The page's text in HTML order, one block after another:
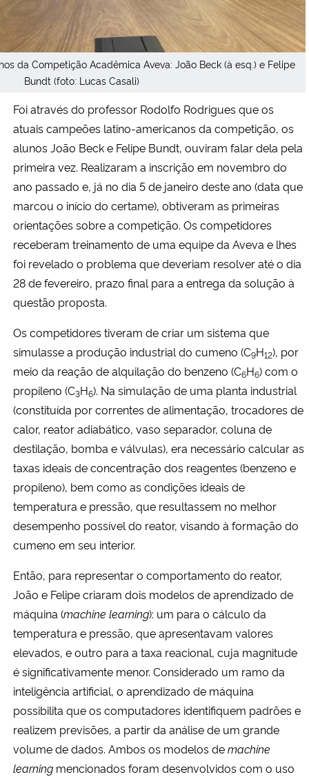
da Competição Acadêmica Aveva: João Beck (à esq.) e Felipe
Bundt (foto: Lucas Casali)
Foi através do professor Rodolfo Rodrigues que os
atuais campeões latino-americanos da competição, os
alunos João Beck e Felipe Bundt, ouviram falar dela pela
primeira vez. Realizaram a inscrição em novembro do
ano passado e, já no dia 5 de janeiro deste ano (data que
marcou o início do certame), obtiveram as primeiras
orientações sobre a competição. Os competidores
receberam treinamento de uma equipe da Aveva e lhes
foi revelado o problema que deveriam resolver até o dia
28 de fevereiro, prazo final para a entrega da solução à
questão proposta.
Os competidores tiveram de criar um sistema que
simulasse a produção industrial do cumeno (C9H12), por
meio da reação de alquilação do benzeno (C6H6) com o
propileno (C3H6). Na simulação de uma planta industrial
(constituída por correntes de alimentação, trocadores de
calor, reator adiabático, vaso separador, coluna de
destilação, bomba e válvulas), era necessário calcular as
taxas ideais de concentração dos reagentes (benzeno e
propileno), bem como as condições ideais de
temperatura e pressão, que resultassem no melhor
desempenho possível do reator, visando à formação do
cumeno em seu interior.
Então, para representar o comportamento do reator,
João e Felipe criaram dois modelos de aprendizado de
máquina (machine learning): um para o cálculo da
temperatura e pressão, que apresentavam valores
elevados, e outro para a taxa reacional, cuja magnitude
é significativamente menor. Considerado um ramo da
inteligência artificial, o aprendizado de máquina
possibilita que os computadores identifiquem padrões e
realizem previsões, a partir da análise de um grande
volume de dados. Ambos os modelos demachine
learning mencionados foram desenvolvidos com o uso